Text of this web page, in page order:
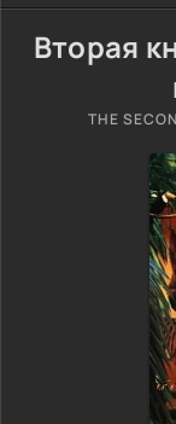
Вторая
THE